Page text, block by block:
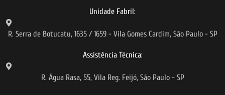
Unidade Fabril:
R. Serra de Botucatu, 1635 / 1659 - Vila Gomes Cardim, São Paulo - SP
Assistência Técnica:
R. Água Rasa, 55, Vila Reg. Feijó, São Paulo - SP